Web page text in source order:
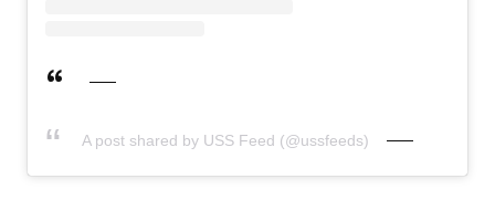
A post shared by USS Feed (@ussfeeds)